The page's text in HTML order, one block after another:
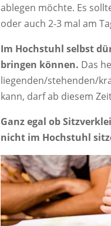
ablegen möchte. Es
oder auch 2-3 mal am
Im Hochstuhl selbst
bringen können. Das
liegenden/stehenden/
kann, darf ab diesem
Ganz egal ob
nicht im Hochstuhl